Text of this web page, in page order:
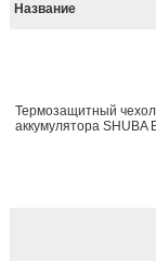
Название
Термозащитный
аккумулятора SHUBA